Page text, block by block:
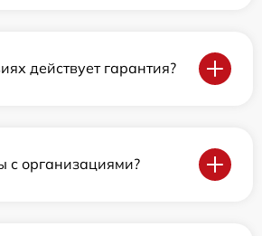
действует гарантия?
с организациями?